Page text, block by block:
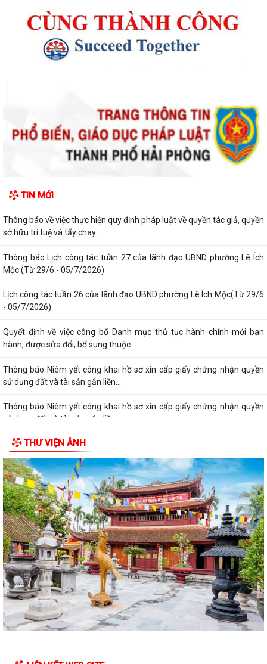
TIN MỚI
Thông báo kết quả Kỳ họp thứ 4 (Kỳ họp thường lệ giữa năm 2026)
HĐND phường khoá II, nhiệm kỳ 2026...
Thông báo về việc cảnh giác với các hành vi giả mạo cơ quan nhà nước
để lừa đảo chiếm đoạt tài sản...
Thông báo lịch công tác tuần 30 của lãnh đạo UBND Phường Lê Ích
Mộc (Từ 20/7 - 26/7/2026)
tượng bảo trợ xã hội trên địa...
Thông báo về việc thực hiện quy định pháp luật về quyền tác giả, quyền
sở hữu trí tuệ và tẩy chay...
Thông báo Lịch công tác tuần 27 của lãnh đạo UBND phường Lê Ích
Mộc (Từ 29/6 - 05/7/2026)
Lịch công tác tuần 26 của lãnh đạo UBND phường Lê Ích Mộc(Từ 29/6
- 05/7/2026)
Quyết định về việc công bố Danh mục thủ tục hành chính mới ban
hành, được sửa đổi, bổ sung thuộc...
Thông báo Niêm yết công khai hồ sơ xin cấp giấy chứng nhận quyền
sử dụng đất và tài sản gắn liền...
Thông báo Niêm yết công khai hồ sơ xin cấp giấy chứng nhận quyền
sử dụng đất và tài sản gắn liền...
Quyết định về việc công bố Danh mục thủ tục hành chính mới ban
hành, được sửa đổi,bổ sung thuộc...
Thông báo niêm yết công khai hồ sơ xin cấp giấy chứng nhận quyền
sử dụng đất và tài sản gắn liền...
Thông báo niêm yết công khai hồ sơ xin cấp giấy chứng nhận quyền
sử dụng đất và tài sản gắn liền...
Thông báo niêm yết công khai hồ sơ xin cấp giấy chứng nhận quyền
sử dụng đất và tài sản gắn liền...
Thông báo niêm yết công khai hồ sơ xin cấp giấy chứng nhận quyền
sử dụng đất và tài sản gắn liền...
Thông báo Lịch công tác tuần 24 của lãnh đạo UBND Phường Lê Ích
THƯ VIỆN ẢNH